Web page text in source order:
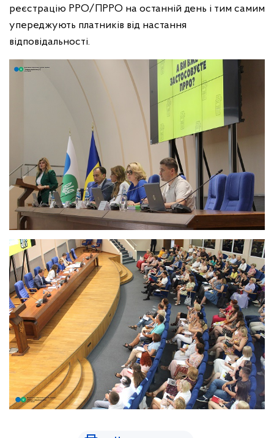
реєстрацію РРО/ПРРО на останній день і тим самим
упереджують платників від настання
відповідальності.